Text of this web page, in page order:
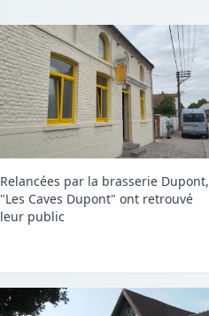
Relancées par la brasserie Dupont,
"Les Caves Dupont" ont retrouvé
leur public